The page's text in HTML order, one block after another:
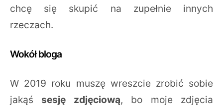
chcę się skupić na zupełnie innych
rzeczach.
Wokół bloga
W 2019 roku muszę wreszcie zrobić sobie
jakąśsesję zdjęciową, bo moje zdjęcia